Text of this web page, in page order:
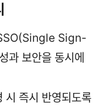
Sign-
과 보안을 동시에
시 즉시 반영되도록